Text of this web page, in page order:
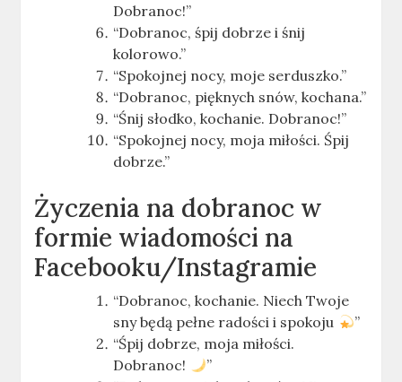
Dobranoc!”
“Dobranoc, śpij dobrze i śnij
kolorowo.”
“Spokojnej nocy, moje serduszko.”
“Dobranoc, pięknych snów, kochana.”
“Śnij słodko, kochanie. Dobranoc!”
“Spokojnej nocy, moja miłości. Śpij
dobrze.”
Życzenia na dobranoc w
formie wiadomości na
Facebooku/Instagramie
“Dobranoc, kochanie. Niech Twoje
sny będą pełne radości i spokoju
”
“Śpij dobrze, moja miłości.
Dobranoc!
”